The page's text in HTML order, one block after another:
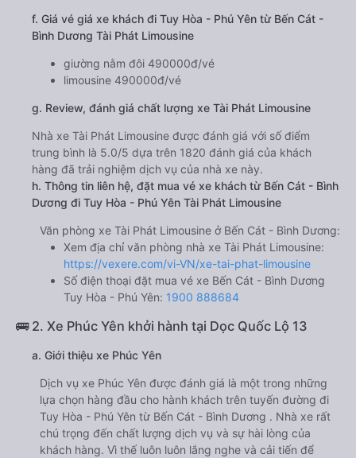
f. Giá vé giá xe khách đi Tuy Hòa - Phú Yên từ Bến Cát -
Bình Dương Tài Phát Limousine
giường nằm đôi 490000đ/vé
limousine 490000đ/vé
g. Review, đánh giá chất lượng xe Tài Phát Limousine
Nhà xe Tài Phát Limousine được đánh giá với số điểm
trung bình là 5.0/5 dựa trên 1820 đánh giá của khách
hàng đã trải nghiệm dịch vụ của nhà xe này.
h. Thông tin liên hệ, đặt mua vé xe khách từ Bến Cát - Bình
Dương đi Tuy Hòa - Phú Yên Tài Phát Limousine
Văn phòng xe Tài Phát Limousine ở Bến Cát - Bình Dương:
Xem địa chỉ văn phòng nhà xe Tài Phát Limousine:
https://vexere.com/vi-VN/xe-tai-phat-limousine
Số điện thoại đặt mua vé xe Bến Cát - Bình Dương
Tuy Hòa - Phú Yên: 1900 888684
🚌 2. Xe Phúc Yên khởi hành tại Dọc Quốc Lộ 13
a. Giới thiệu xe Phúc Yên
Dịch vụ xe Phúc Yên được đánh giá là một trong những
lựa chọn hàng đầu cho hành khách trên tuyến đường đi
Tuy Hòa - Phú Yên từ Bến Cát - Bình Dương . Nhà xe rất
chú trọng đến chất lượng dịch vụ và sự hài lòng của
khách hàng. Vì thế luôn luôn lắng nghe và cải tiến để